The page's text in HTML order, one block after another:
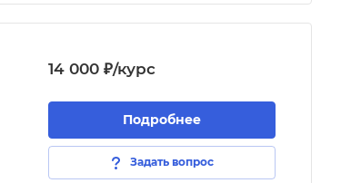
14 000 ₽/курс
Подробнее
Задать вопрос